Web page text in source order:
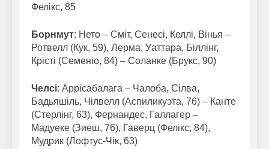
Фелікс, 85
Борнмут: Нето – Сміт, Сенесі, Келлі, Вінья –
Ротвелл (Кук, 59), Лерма, Уаттара, Біллінг,
Крісті (Семеніо, 84) – Соланке (Брукс, 90)
Челсі: Аррісабалага – Чалоба, Сілва,
Бадьяшіль, Чілвелл (Аспиликуэта, 76) – Канте
(Стерлінг, 63), Фернандес, Галлагер –
Мадуеке (Зиеш, 76), Гаверц (Фелікс, 84),
Мудрик (Лофтус-Чік, 63)